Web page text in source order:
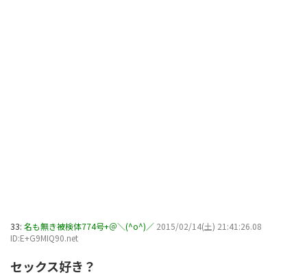
33: 名も無き被検体774号+＠＼(^o^)／ 2015/02/14(土) 21:41:26.08
ID:E+G9MIQ90.net
セックス好き？